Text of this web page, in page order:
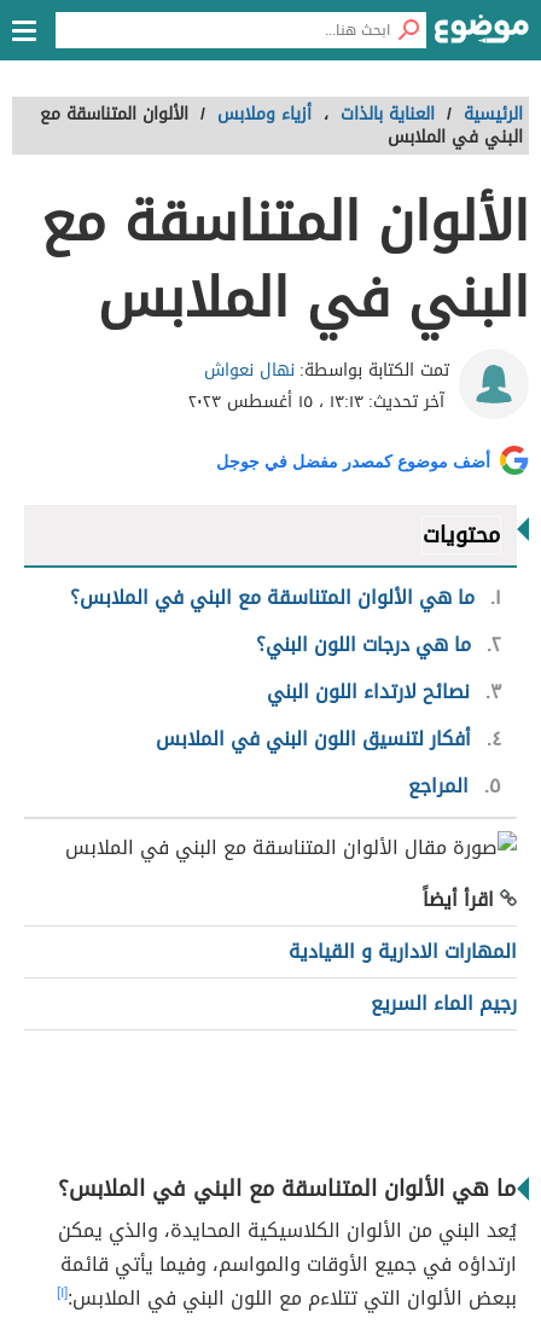
الرئيسية / العناية بالذات ، أزياء وملابس / الألوان المتناسقة مع
البني في الملابس
الألوان المتناسقة مع
البني في الملابس
تمت الكتابة بواسطة: نهال نعواش
آخر تحديث:١٣:١٣ ، ١٥ أغسطس ٢٠٢٣
أضف موضوع كمصدر مفضل في جوجل
محتويات
١ ما هي الألوان المتناسقة مع البني في الملابس؟
٢ ما هي درجات اللون البني؟
٣ نصائح لارتداء اللون البني
٤ أفكار لتنسيق اللون البني في الملابس
٥
المراجع
اقرأ أيضاً
المهارات الادارية و القيادية
رجيم الماء السريع
ما هي الألوان المتناسقة مع البني في الملابس؟
يُعد البني من الألوان الكلاسيكية المحايدة، والذي يمكن
ارتداؤه في جميع الأوقات والمواسم، وفيما يأتي قائمة
ببعض الألوان التي تتلاءم مع اللون البني في الملابس:[١]